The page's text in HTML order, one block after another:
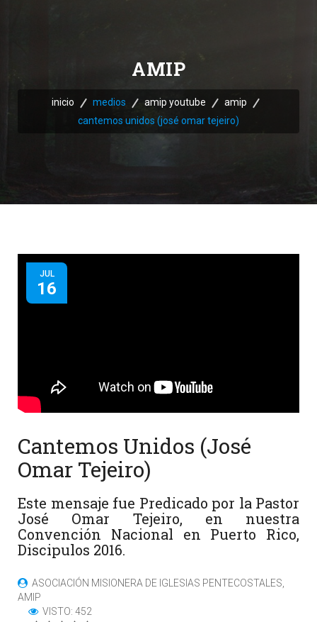
AMIP
inicio medios amip youtube
amip
cantemos unidos (josé omar tejeiro)
Cantemos Unidos (José
Omar Tejeiro)
Este mensaje fue Predicado por la Pastor
José Omar Tejeiro, en nuestra
Convención Nacional en Puerto Rico,
Discipulos 2016.
ASOCIACIÓN MISIONERA DE IGLESIAS PENTECOSTALES,
AMIP
JUL
16
VISTO: 452